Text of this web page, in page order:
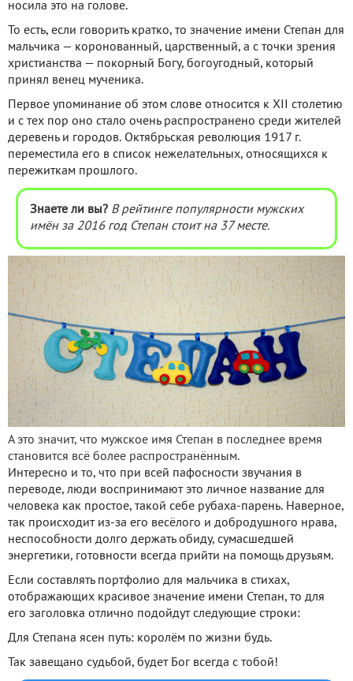
носила это на голове.
То есть, если говорить кратко, то значение имени Степан для
мальчика — коронованный, царственный, а с точки зрения
христианства — покорный Богу, богоугодный, который
принял венец мученика.
Первое упоминание об этом слове относится к ХII столетию
и с тех пор оно стало очень распространено среди жителей
деревень и городов. Октябрьская революция 1917 г.
переместила его в список нежелательных, относящихся к
пережиткам прошлого.
Знаете ли вы? В рейтинге популярности мужских
имён за 2016 год Степан стоит на 37 месте.
А это значит, что мужское имя Степан в последнее время
становится всё более распространённым.
Интересно и то, что при всей пафосности звучания в
переводе, люди воспринимают это личное название для
человека как простое, такой себе рубаха-парень. Наверное,
так происходит из-за его весёлого и добродушного нрава,
неспособности долго держать обиду, сумасшедшей
энергетики, готовности всегда прийти на помощь друзьям.
Если составлять портфолио для мальчика в стихах,
отображающих красивое значение имени Степан, то для
его заголовка отлично подойдут следующие строки:
Для Степана ясен путь: королём по жизни будь.
Так завещано судьбой, будет Бог всегда с тобой!